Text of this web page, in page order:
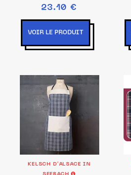
23.10 €
VOIR LE PRODUIT
KELSCH D’ALSACE IN